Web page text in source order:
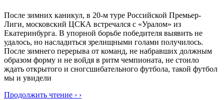
После зимних каникул, в 20-м туре Российской Премьер-
Лиги, московский ЦСКА встречался с «Уралом» из
Екатеринбурга. В упорной борьбе победителя выявить не
удалось, но насладиться зрелищными голами получилось.
После зимнего перерыва от команд, не набравших должным
образом форму и не войдя в ритм чемпионата, не стоило
ждать открытого и сногсшибательного футбола, такой футбол
мы и увидели
Продолжить чтение › ›